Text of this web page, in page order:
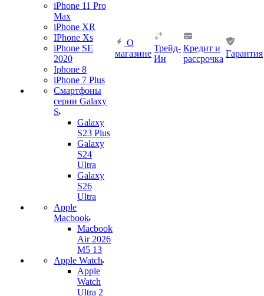
iPhone 11 Pro
Max
iPhone XR
IPhone Xs
iPhone SE
2020
Iphone 8
iPhone 7 Plus
Смартфоны
серии Galaxy
S
Galaxy
S23 Plus
Galaxy
S24
Ultra
Galaxy
S26
Ultra
Apple
Macbook
Macbook
Air 2026
M5 13
Apple Watch
Apple
Watch
Ultra 2
О
магазине
Трейд-
Ин
Кредит и
рассрочка
Гарантия